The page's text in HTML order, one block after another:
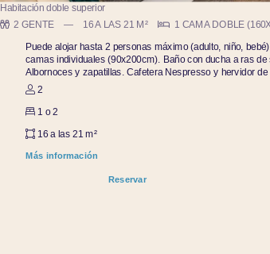
Habitación doble superior
2 GENTE 16 A LAS 21 M² 1 CAMA DOBLE
Puede alojar hasta 2 personas máximo (adulto, niño,
camas individuales (90x200cm). Baño con ducha a ras
Albornoces y zapatillas. Cafetera Nespresso y hervidor de
2
1 o 2
16 a las 21 m²
Más información
Reservar